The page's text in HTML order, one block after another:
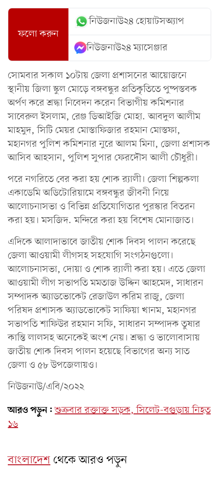
ফলো করুন
নিউজনাউ২৪ হোয়াটসঅ্যাপ
নিউজনাউ২৪ ম্যাসেঞ্জার
সোমবার সকাল ১০টায় জেলা প্রশাসনের আয়োজনে
স্থানীয় জিলা স্কুল মোড়ে বঙ্গবন্ধুর প্রতিকৃতিতে পুষ্পস্তবক
অর্পণ করে শ্রদ্ধা নিবেদন করেন বিভাগীয় কমিশনার
সাবেরুল ইসলাম, রেঞ্জ ডিআইজি মোহা. আবদুল আলীম
মাহমুদ, সিটি মেয়র মোস্তাফিজার রহমান মোস্তফা,
মহানগর পুলিশ কমিশনার নুরে আলম মিনা, জেলা প্রশাসক
আসিব আহসান, পুলিশ সুপার ফেরদৌস আলী চৌধুরী।
পরে নগরিতে বের করা হয় শোক র‌্যালী। জেলা শিল্পকলা
একাডেমি অডিটোরিয়ামে বঙ্গবন্ধুর জীবনী নিয়ে
আলোচনাসভা ও বিভিন্ন প্রতিযোগিতার পুরস্কার বিতরন
করা হয়। মসজিদ. মন্দিরে করা হয় বিশেষ মোনাজাত।
এদিকে আলাদাভাবে জাতীয় শোক দিবস পালন করেছে
জেলা আওয়ামী লীগসহ সহযোগি সংগঠনগুলো।
আলোচনাসভা, দোয়া ও শোক র‌্যালী করা হয়। এতে জেলা
আওয়ামী লীগ সভাপতি মমতাজ উদ্দিন আহমেদ, সাধারন
সম্পাদক অ্যাডভোকেট রেজাউল করিম রাজু, জেলা
পরিষদ প্রশাসক অ্যাডভোকেট সাফিয়া খানম, মহানগর
সভাপতি শাফিউর রহমান সফি, সাধারন সম্পাদক তুষার
কান্তি লালসহ অনেকেই অংশ নেয়। শ্রদ্ধা ও ভালোবাসায়
জাতীয় শোক দিবস পালন হয়েছে বিভাগের অন্য সাত
জেলা ও ৫৮ উপজেলায়ও।
নিউজনাউ/এবি/২০২২
আরও পড়ুন: শুক্রবার রক্তাক্ত সড়ক, সিলেট-বগুড়ায় নিহত
১৬
বাংলাদেশথেকে আরও পড়ুন